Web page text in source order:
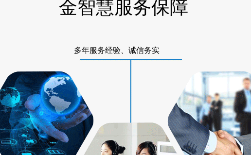
金智慧服务保障
多年服务经验、诚信务实